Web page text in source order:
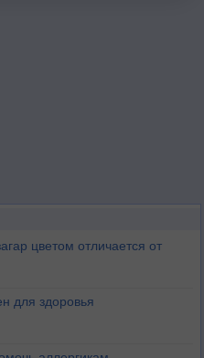
цветом отличается от
для здоровья